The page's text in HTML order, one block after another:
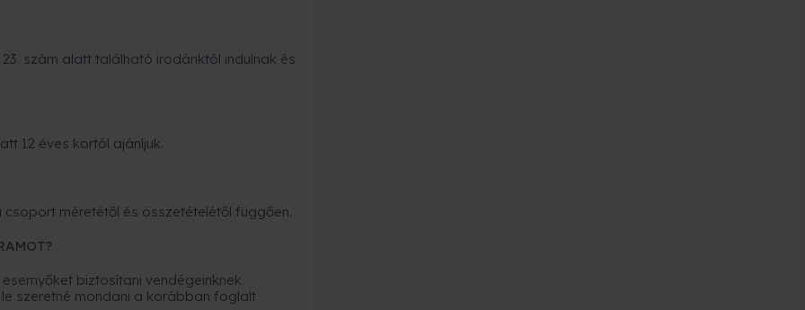
szám alatt található irodánktól indulnak és
12 éves kortól ajánljuk.
méretétől és összetételétől függően.
biztosítani vendégeinknek.
szeretné mondani a korábban foglalt